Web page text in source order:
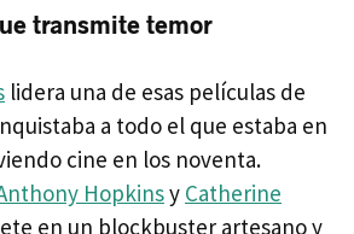
transmite temor
lidera una de esas películas de
a todo el que estaba en
cine en los noventa.
Hopkinsy Catherine
en un blockbuster artesano y